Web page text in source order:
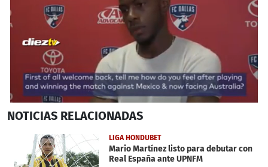
seconds
seconds
NOTICIAS RELACIONADAS
LIGA HONDUBET
Mario Martínez listo para debutar con
Real España ante UPNFM